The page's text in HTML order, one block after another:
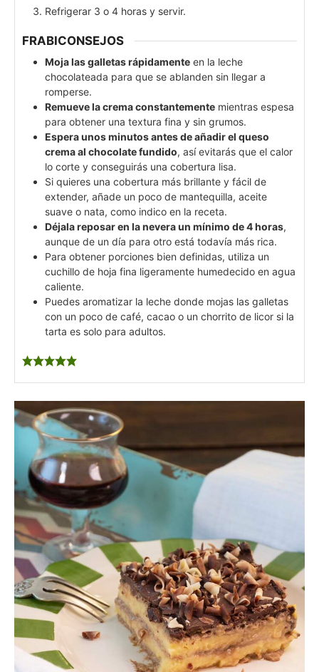
Refrigerar 3 o 4 horas y servir.
FRABICONSEJOS
Moja las galletas rápidamente en la leche
chocolateada para que se ablanden sin llegar a
romperse.
Remueve la crema constantemente mientras espesa
para obtener una textura fina y sin grumos.
Espera unos minutos antes de añadir el queso
crema al chocolate fundido, así evitarás que el calor
lo corte y conseguirás una cobertura lisa.
Si quieres una cobertura más brillante y fácil de
extender, añade un poco de mantequilla, aceite
suave o nata, como indico en la receta.
Déjala reposar en la nevera un mínimo de 4 horas,
aunque de un día para otro está todavía más rica.
Para obtener porciones bien definidas, utiliza un
cuchillo de hoja fina ligeramente humedecido en agua
caliente.
Puedes aromatizar la leche donde mojas las galletas
con un poco de café, cacao o un chorrito de licor si la
tarta es solo para adultos.